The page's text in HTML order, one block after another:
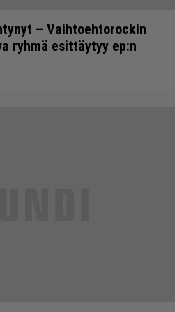
– Vaihtoehtorockin
ryhmä esittäytyy ep:n